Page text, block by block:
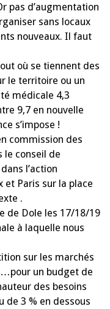
pas d’augmentation
sans locaux
nouveaux. Il faut
où se tiennent des
le territoire ou un
médicale 4,3
9,7 en nouvelle
s’impose !
commission des
le conseil de
l’action
et Paris sur la place
.
de Dole les 17/18/19
à laquelle nous
sur les marchés
un budget de
des besoins
de 3 % en dessous